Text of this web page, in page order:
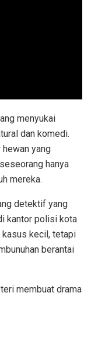
menyukai
dan komedi.
hewan yang
hanya
mereka.
detektif yang
kantor polisi kota
kasus kecil, tetapi
berantai
membuat drama